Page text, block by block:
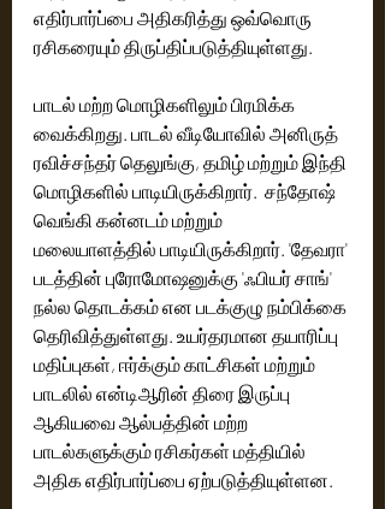
எதிர்பார்ப்பை அதிகரித்து ஒவ்வொரு
ரசிகரையும் திருப்திப்படுத்தியுள்ளது.
பாடல் மற்ற மொழிகளிலும் பிரமிக்க
வைக்கிறது. பாடல் வீடியோவில் அனிருத்
ரவிச்சந்தர் தெலுங்கு, தமிழ் மற்றும் இந்தி
மொழிகளில் பாடியிருக்கிறார்.  சந்தோஷ்
வெங்கி கன்னடம் மற்றும்
மலையாளத்தில் பாடியிருக்கிறார். 'தேவரா'
படத்தின் புரோமோஷனுக்கு 'ஃபியர் சாங்'
நல்ல தொடக்கம் என படக்குழு நம்பிக்கை
தெரிவித்துள்ளது. உயர்தரமான தயாரிப்பு
மதிப்புகள், ஈர்க்கும் காட்சிகள் மற்றும்
பாடலில் என்டிஆரின் திரை இருப்பு
ஆகியவை ஆல்பத்தின் மற்ற
பாடல்களுக்கும் ரசிகர்கள் மத்தியில்
அதிக எதிர்பார்ப்பை ஏற்படுத்தியுள்ளன.